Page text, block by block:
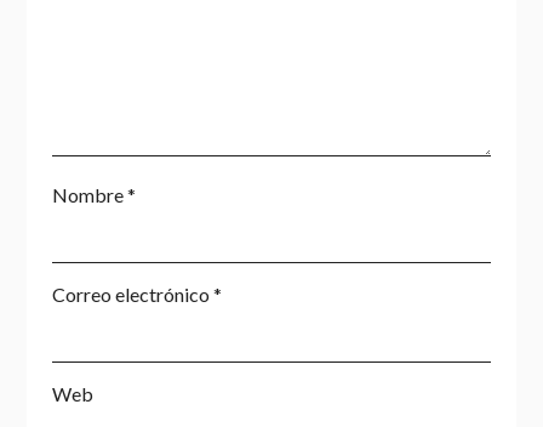
Nombre*
Correo electrónico *
Web